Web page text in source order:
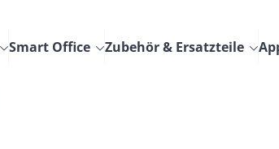
Smart Office Zubehör & Ersatzteile